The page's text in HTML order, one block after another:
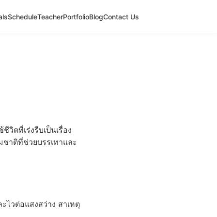
ScheduleTeacherPortfolioBlogContact Us
ตที่เร่งรีบเป็นเรื่อง
ชาติที่ช่วยบรรเทาและ
ไวต่อแสงสว่าง สาเหตุ